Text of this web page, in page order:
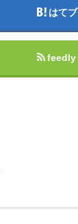
はてブ
feedly